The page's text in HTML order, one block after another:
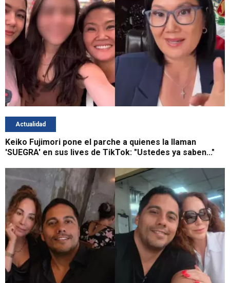
Actualidad
Keiko Fujimori pone el parche a quienes la llaman
'SUEGRA' en sus lives de TikTok: "Ustedes ya saben..."